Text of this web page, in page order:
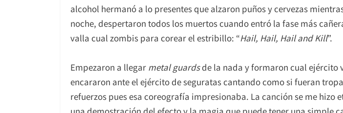
alcohol hermanó a lo presentes que alzaron puños y cervezas
noche, despertaron todos los muertos cuando entró la fase más
valla cual zombis para corear el estribillo: “Hail, Hail, Hail and Kill”.
Empezaron a llegar metal guardsde la nada y formaron cual ejército
encararon ante el ejército de seguratas cantando como si fueran
refuerzos pues esa coreografía impresionaba. La canción se me